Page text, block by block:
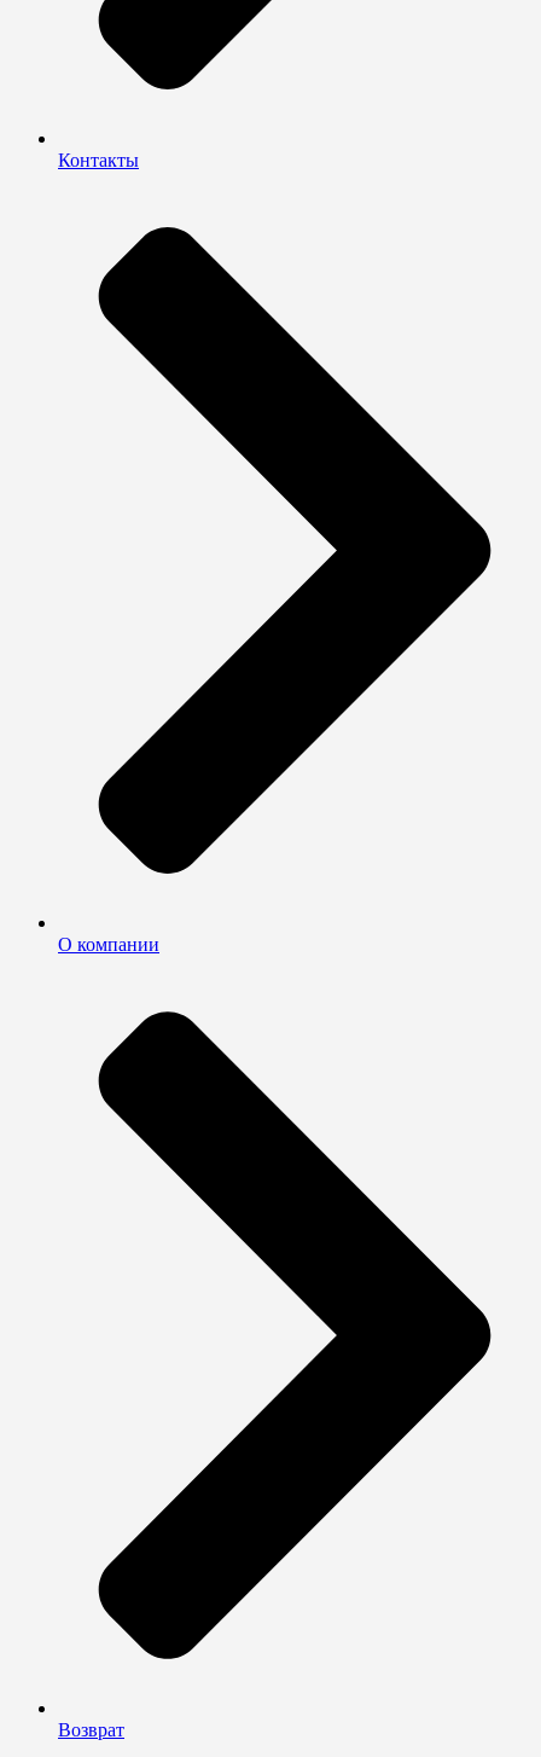
Контакты
О компании
Возврат